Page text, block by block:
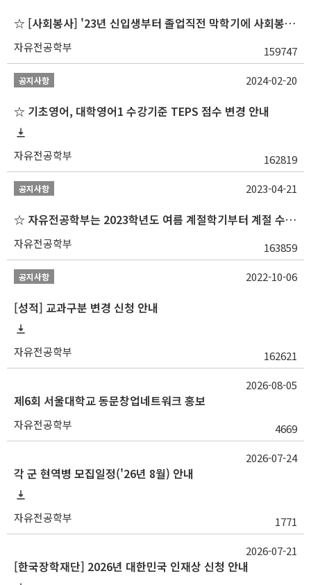
☆ [사회봉사] '23년 신입생부터 졸업직전 막학기에 사회봉사1,2,3 수강 불가
자유전공학부 159747
공지사항
☆ 기초영어, 대학영어1 수강기준 TEPS 점수 변경 안내
자유전공학부 162819
2024-02-20
공지사항
☆ 자유전공학부는 2023학년도 여름 계절학기부터 계절 수업을 개설하지 않습니다 ☆
자유전공학부 163859
2023-04-21
공지사항
[성적] 교과구분 변경 신청 안내
자유전공학부 162621
2022-10-06
제6회 서울대학교 동문창업네트워크 홍보
자유전공학부 4669
2026-08-05
각 군 현역병 모집일정('26년 8월) 안내
자유전공학부 1771
2026-07-24
[한국장학재단] 2026년 대한민국 인재상 신청 안내
2026-07-21